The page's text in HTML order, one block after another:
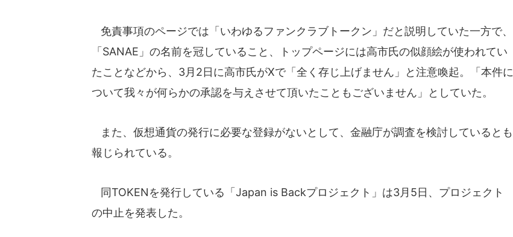
免責事項のページでは「いわゆるファンクラブトークン」だと説明していた一方で、
「SANAE」の名前を冠していること、トップページには高市氏の似顔絵が使われてい
たことなどから、3月2日に高市氏がXで「全く存じ上げません」と注意喚起。「本件に
ついて我々が何らかの承認を与えさせて頂いたこともございません」としていた。
また、仮想通貨の発行に必要な登録がないとして、金融庁が調査を検討しているとも
報じられている。
同TOKENを発行している「Japan is Backプロジェクト」は3月5日、プロジェクト
の中止を発表した。